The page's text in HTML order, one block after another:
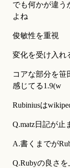
でも何かが違う
よね
俊敏性を重視
変化を受け入れ
コアな部分を笹
感じてる1.9(w
Rubiniusは
Q.matz日記が止
A.書くまでが
Q.Rubyの良さ